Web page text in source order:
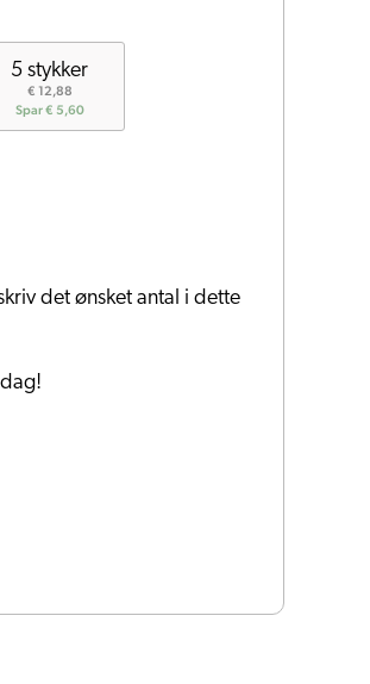
5 stykker
€ 12,88
Spar € 5,60
det ønsket antal i dette